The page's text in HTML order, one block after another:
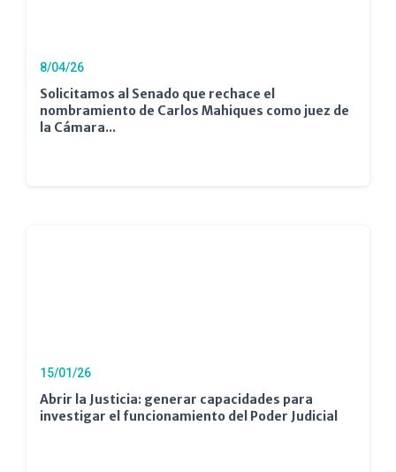
8/04/26
Solicitamos al Senado que rechace el
nombramiento de Carlos Mahiques como juez de
la Cámara...
15/01/26
Abrir la Justicia: generar capacidades para
investigar el funcionamiento del Poder Judicial